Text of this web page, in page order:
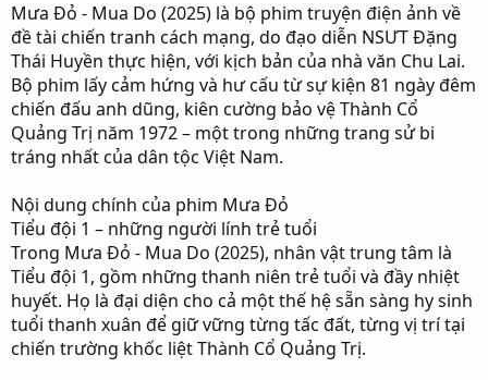
Mưa Đỏ - Mua Do (2025) là bộ phim truyện điện ảnh về
đề tài chiến tranh cách mạng, do đạo diễn NSƯT Đặng
Thái Huyền thực hiện, với kịch bản của nhà văn Chu Lai.
Bộ phim lấy cảm hứng và hư cấu từ sự kiện 81 ngày đêm
chiến đấu anh dũng, kiên cường bảo vệ Thành Cổ
Quảng Trị năm 1972 – một trong những trang sử bi
tráng nhất của dân tộc Việt Nam.
Nội dung chính của phim Mưa Đỏ
Tiểu đội 1 – những người lính trẻ tuổi
Trong Mưa Đỏ - Mua Do (2025), nhân vật trung tâm là
Tiểu đội 1, gồm những thanh niên trẻ tuổi và đầy nhiệt
huyết. Họ là đại diện cho cả một thế hệ sẵn sàng hy sinh
tuổi thanh xuân để giữ vững từng tấc đất, từng vị trí tại
chiến trường khốc liệt Thành Cổ Quảng Trị.